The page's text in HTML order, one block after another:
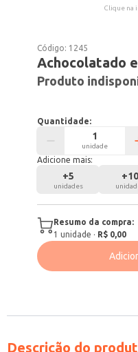
Clique na
Código: 1245
Achocolatado
Produto
Quantidade:
unidade
Adicione mais:
+5
unidades
+10
Resumo da compra:
1 unidade · R$ 0,00
Descrição do